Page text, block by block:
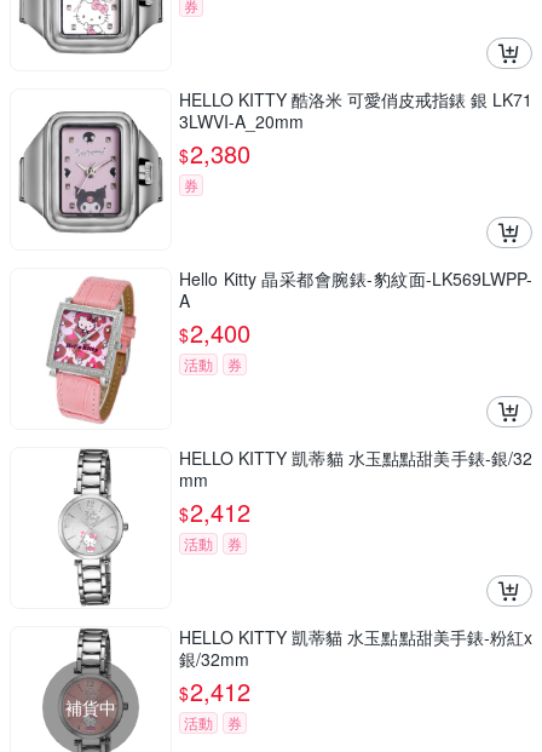
券
HELLO KITTY 酷洛米 可愛俏皮戒指錶 銀 LK71
3LWVI-A_20mm
$2,380
券
Hello Kitty 晶采都會腕錶-豹紋面-LK569LWPP-
A
$2,400
活動 券
HELLO KITTY 凱蒂貓 水玉點點甜美手錶-銀/32
mm
$2,412
活動 券
補貨中
HELLO KITTY 凱蒂貓 水玉點點甜美手錶-粉紅x
銀/32mm
$2,412
活動 券